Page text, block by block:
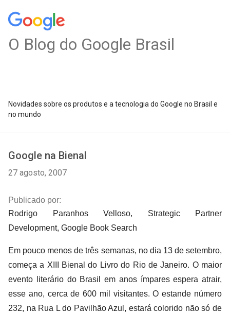
O Blog do Google Brasil
Novidades sobre os produtos e a tecnologia do Google no Brasil e
no mundo
Google na Bienal
27 agosto, 2007
Publicado por:
Rodrigo Paranhos Velloso, Strategic Partner
Development, Google Book Search
Em pouco menos de três semanas, no dia 13 de setembro,
começa a XIII Bienal do Livro do Rio de Janeiro. O maior
evento literário do Brasil em anos ímpares espera atrair,
esse ano, cerca de 600 mil visitantes. O estande número
232, na Rua L do Pavilhão Azul, estará colorido não só de